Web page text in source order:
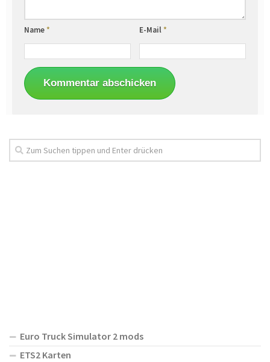
Name* E-Mail*
Euro Truck Simulator 2 mods
ETS2 Karten